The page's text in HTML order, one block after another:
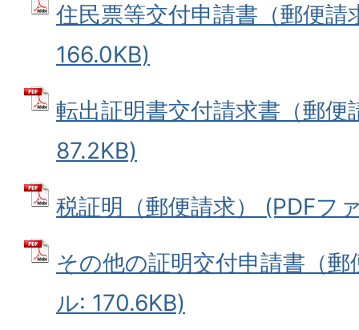
住民票等交付申請書（郵便請
166.0KB)
転出証明書交付請求書（郵
87.2KB)
税証明（郵便請求） (PDFフ
その他の証明交付申請書（
ル: 170.6KB)